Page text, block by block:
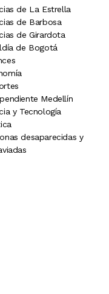
de La Estrella
de Barbosa
de Girardota
de Bogotá
Medellín
y Tecnología
desaparecidas y